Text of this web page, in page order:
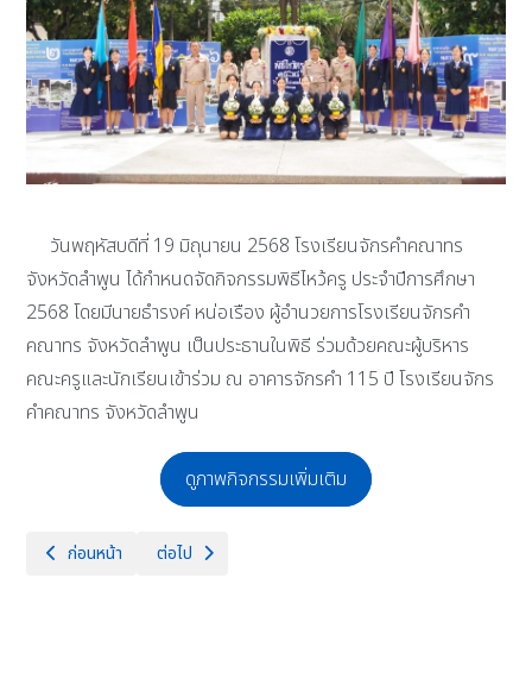
วันพฤหัสบดีที่ 19 มิถุนายน 2568 โรงเรียนจักรคำคณาทร
จังหวัดลำพูน ได้กำหนดจัดกิจกรรมพิธีไหว้ครู ประจำปีการศึกษา
2568 โดยมีนายธำรงค์ หน่อเรือง ผู้อำนวยการโรงเรียนจักรคำ
คณาทร จังหวัดลำพูน เป็นประธานในพิธี ร่วมด้วยคณะผู้บริหาร
คณะครูและนักเรียนเข้าร่วม ณ อาคารจักรคำ 115 ปี โรงเรียนจักร
คำคณาทร จังหวัดลำพูน
ดูภาพกิจกรรมเพิ่มเติม
เนื้อหาก่อนหน้า: ธงน้ำเงิน-เหลืองโบกสบัดอย่างสง่างาม ในพิธีสถาปนาคณะ
ก่อนหน้า เนื้อหาถัดไป: กิจกรรมแนะแนวการศึกษาต่อและการเตรียม
ต่อไป